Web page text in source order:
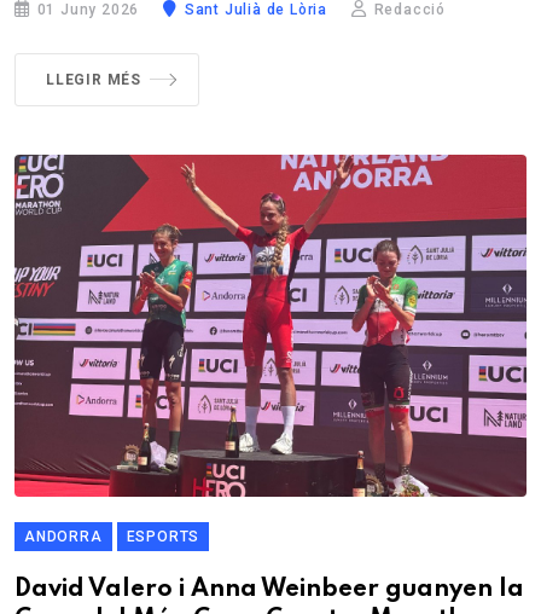
01 Juny 2026 Sant Julià de Lòria Redacció
LLEGIR MÉS
ANDORRA ESPORTS
David Valero i Anna Weinbeer guanyen la